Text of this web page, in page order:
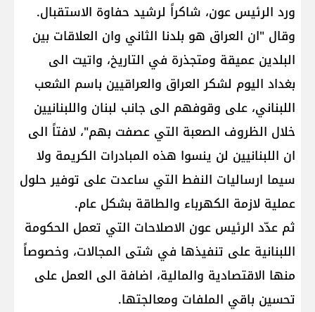
ورد الرئيس عون، شاكراً لرشيد حفاوة الاستقبال.
وقال "ان العراق هو بلدنا الثاني وان العلاقات بين
البلدين عميقة ومتجذرة في التاريخ، واتيت الى
بغداد اليوم لشكر العراق والعراقيين باسم الشعب
اللبناني، على وقوفهم الى جانب لبنان واللبنانيين
خلال الظروف الصعبة التي عصفت بهم"، لافتاً الى
ان اللبنانيين لن ينسوا هذه المبادرات الكريمة ولا
سيما ارساليات النفط التي ساعدت على توفير حلول
عملية لازمة الكهرباء والطاقة بشكل عام.
ثم عدّد الرئيس عون الاصلاحات التي تعمل الحكومة
اللبنانية على تنفيذها في شتى المجالات، وخصوصاً
منها الاقتصادية والمالية، اضافة الى العمل على
تحسين باقي الملفات ومعالجتها.